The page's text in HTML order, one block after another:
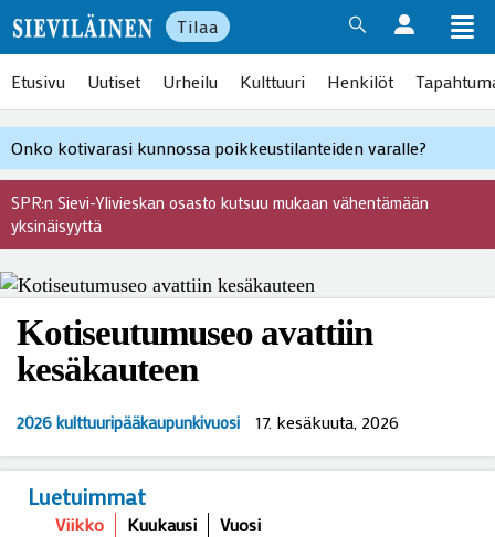
Tilaa
Etusivu Uutiset Urheilu Kulttuuri Henkilöt
Onko kotivarasi kunnossa poikkeustilanteiden varalle?
SPR:n Sievi-Ylivieskan osasto kutsuu mukaan vähentämään
yksinäisyyttä
Kotiseutumuseo avattiin
kesäkauteen
2026 kulttuuripääkaupunkivuosi 17. kesäkuuta, 2026
Luetuimmat
Viikko Kuukausi Vuosi